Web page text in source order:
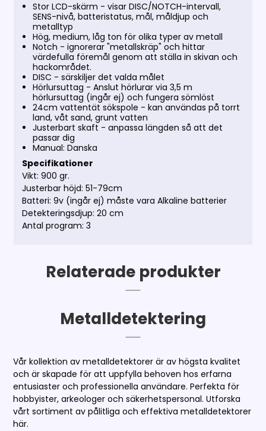
Stor LCD-skärm - visar DISC/NOTCH-intervall,
SENS-nivå, batteristatus, mål, måldjup och
metalltyp
Hög, medium, låg ton för olika typer av metall
Notch - ignorerar "metallskräp" och hittar
värdefulla föremål genom att ställa in skivan och
hackområdet.
DISC - särskiljer det valda målet
Hörlursuttag - Anslut hörlurar via 3,5 m
hörlursuttag (ingår ej) och fungera sömlöst
24cm vattentät sökspole - kan användas på torrt
land, våt sand, grunt vatten
Justerbart skaft - anpassa längden så att det
passar dig
Manual: Danska
Specifikationer
Vikt: 900 gr.
Justerbar höjd: 51-79cm
Batteri: 9v (ingår ej) måste vara Alkaline batterier
Detekteringsdjup: 20 cm
Antal program: 3
Relaterade produkter
Metalldetektering
Vår kollektion av metalldetektorer är av högsta kvalitet
och är skapade för att uppfylla behoven hos erfarna
entusiaster och professionella användare. Perfekta för
hobbyister, arkeologer och säkerhetspersonal. Utforska
vårt sortiment av pålitliga och effektiva metalldetektorer
här.